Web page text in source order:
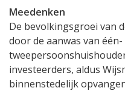
Meedenken
De bevolkingsgroei van
door de aanwas van één-
investeerders, aldus
binnenstedelijk